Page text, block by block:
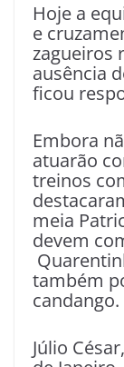
Hoje a
e
zagueiros
ausência
ficou
Embora
atuarão
treinos
meia
devem
também
candango.
Júlio